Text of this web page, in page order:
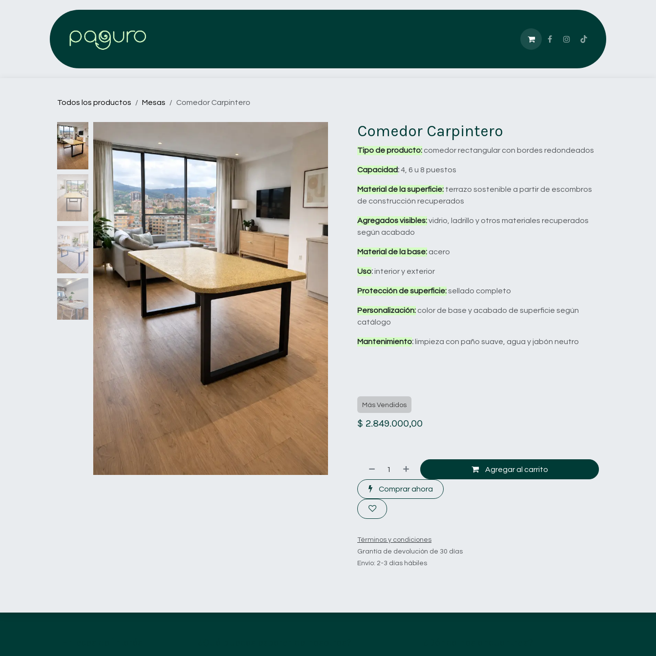
Todos los productos Mesas Comedor Carpintero
Comedor Carpintero
Tipo de producto: comedor rectangular con bordes redondeados
Capacidad:4, 6 u 8 puestos
Material de la superficie: terrazo sostenible a partir de escombros
de construcción recuperados
Agregados visibles:vidrio, ladrillo y otros materiales recuperados
según acabado
Material de la base: acero
Uso:interior y exterior
Protección de superficie:sellado completo
Personalización: color de base y acabado de superficie según
catálogo
Mantenimiento: limpieza con paño suave, agua y jabón neutro
Más Vendidos
$ 2.849.000,00
Agregar al carrito
Comprar ahora
Términos y condiciones
Grantía de devolución de 30 días
Envío: 2-3 días hábiles